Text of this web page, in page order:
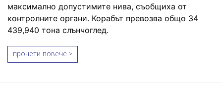
максимално допустимите нива, съобщиха от
контролните органи. Корабът превозва общо 34
439,940 тона слънчоглед.
прочети повече >